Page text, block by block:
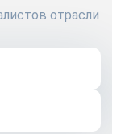
отрасли